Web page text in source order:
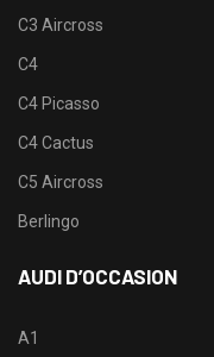
C3 Aircross
C4
C4 Picasso
C4 Cactus
C5 Aircross
Berlingo
AUDI D’OCCASION
A1